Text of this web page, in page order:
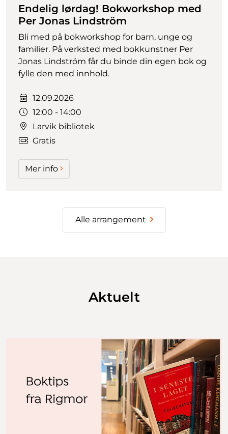
Endelig lørdag! Bokworkshop med
Per Jonas Lindström
Bli med på bokworkshop for barn, unge og
familier. På verksted med bokkunstner Per
Jonas Lindström får du binde din egen bok og
fylle den med innhold.
Dato:
12.09.2026
Tidspunkt:
12:00 - 14:00
Larvik bibliotek
Gratis
Mer info
Alle arrangement
Aktuelt